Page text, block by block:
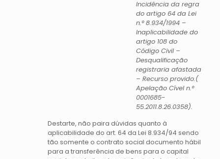
Incidência da regra
do artigo 64 da Lei
n.° 8.934/1994 –
Inaplicabilidade do
artigo 108 do
Código Civil –
Desqualificação
registraria afastada
– Recurso provido.(
Apelação Cível n.°
0001685-
55.2011.8.26.0358).
Destarte, não paira dúvidas quanto à
aplicabilidade do art. 64 da Lei 8.934/94 sendo
tão somente o contrato social documento hábil
para a transferência de bens para o capital